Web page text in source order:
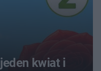
kwiat i